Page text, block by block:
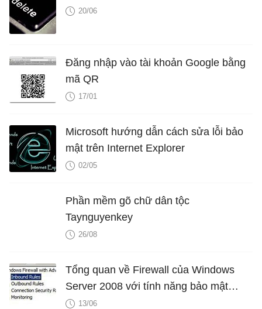
20/06
Đăng nhập vào tài khoản Google bằng
mã QR
17/01
Microsoft hướng dẫn cách sửa lỗi bảo
mật trên Internet Explorer
02/05
Phần mềm gõ chữ dân tộc
Taynguyenkey
26/08
Tổng quan về Firewall của Windows
Server 2008 với tính năng bảo mật
nâng cao - Phần 2
13/06